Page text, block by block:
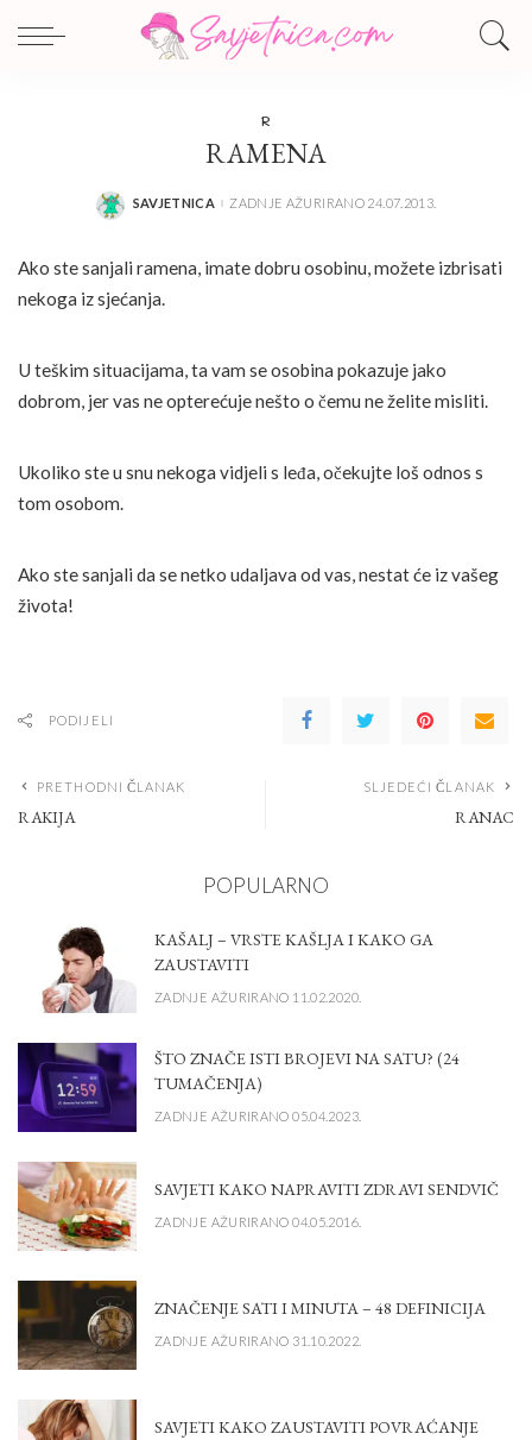
R
RAMENA
POSTED
SAVJETNICA ZADNJE AŽURIRANO 24.07.2013.
Ako ste sanjali ramena, imate dobru osobinu, možete izbrisati
nekoga iz sjećanja.
U teškim situacijama, ta vam se osobina pokazuje jako
dobrom, jer vas ne opterećuje nešto o čemu ne želite misliti.
Ukoliko ste u snu nekoga vidjeli s leđa, očekujte loš odnos s
tom osobom.
Ako ste sanjali da se netko udaljava od vas, nestat će iz vašeg
života!
PODIJELI
PRETHODNI ČLANAK
RAKIJA
SLJEDEĆI ČLANAK
RANAC
POPULARNO
KAŠALJ – VRSTE KAŠLJA I KAKO GA
ZAUSTAVITI
ZADNJE AŽURIRANO 11.02.2020.
ŠTO ZNAČE ISTI BROJEVI NA SATU? (24
TUMAČENJA)
ZADNJE AŽURIRANO 05.04.2023.
SAVJETI KAKO NAPRAVITI ZDRAVI SENDVIČ
ZADNJE AŽURIRANO 04.05.2016.
ZNAČENJE SATI I MINUTA – 48 DEFINICIJA
ZADNJE AŽURIRANO 31.10.2022.
SAVJETI KAKO ZAUSTAVITI POVRAĆANJE